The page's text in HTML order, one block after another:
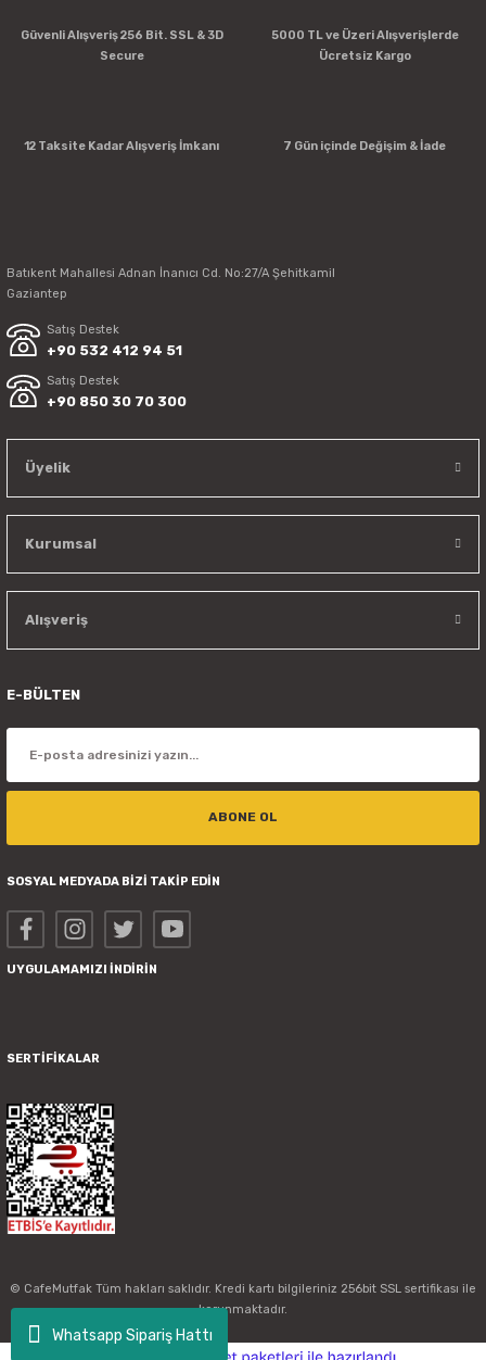
Whatsapp Sipariş Hattı
Güvenli Alışveriş 256 Bit. SSL & 3D
Secure
5000 TL ve Üzeri Alışverişlerde
Ücretsiz Kargo
12 Taksite Kadar Alışveriş İmkanı 7 Gün içinde Değişim & İade
Batıkent Mahallesi Adnan İnanıcı Cd. No:27/A Şehitkamil
Gaziantep
Satış Destek
+90 532 412 94 51
Satış Destek
+90 850 30 70 300
Üyelik
Kurumsal
Alışveriş
E-BÜLTEN
ABONE OL
SOSYAL MEDYADA BİZİ TAKİP EDİN
UYGULAMAMIZI İNDİRİN
SERTİFİKALAR
© CafeMutfak Tüm hakları saklıdır. Kredi kartı bilgileriniz 256bit SSL sertifikası ile
korunmaktadır.
e-